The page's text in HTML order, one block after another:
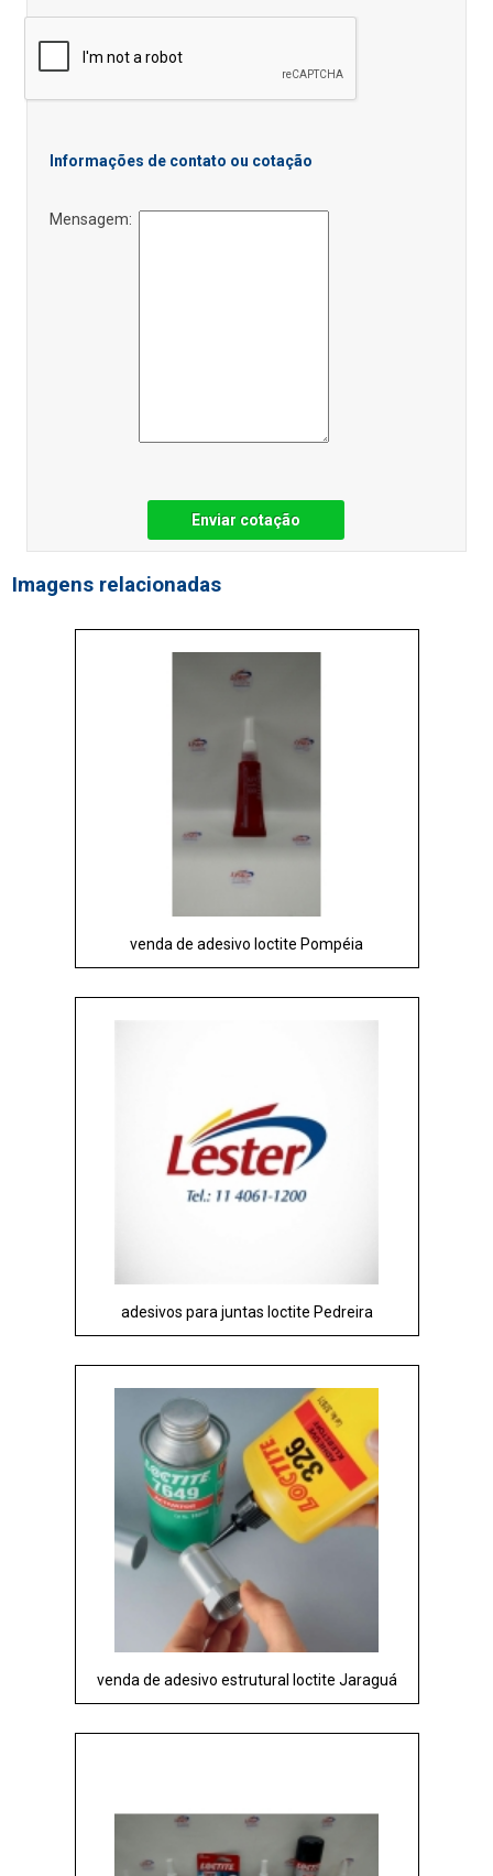
Informações de contato ou cotação
Mensagem:
Enviar cotação
Imagens relacionadas
venda de adesivo loctite Pompéia
adesivos para juntas loctite Pedreira
venda de adesivo estrutural loctite Jaraguá